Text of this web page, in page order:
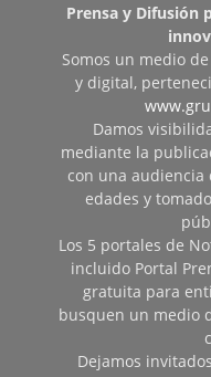
Prensa y Difusión
Somos un medio
y digital,
Damos
mediante la
con una audiencia
edades y
Los 5 portales de
incluido Portal
gratuita para
busquen un medio
Dejamos